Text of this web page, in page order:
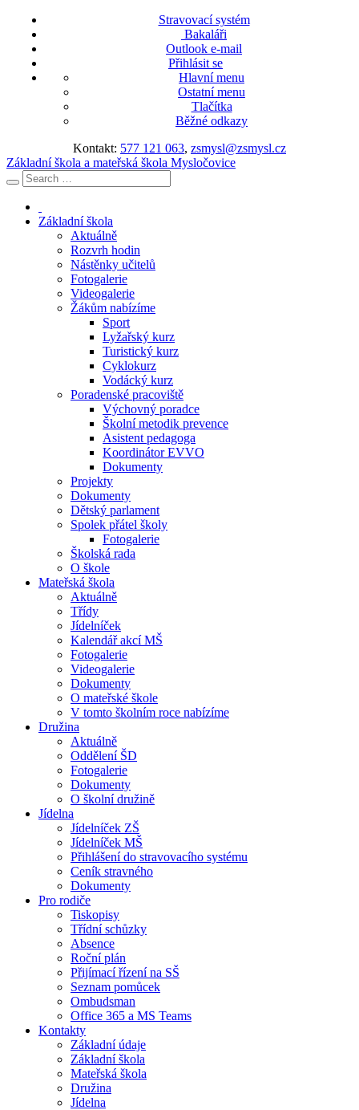
Stravovací systém
Bakaláři
Outlook e-mail
Přihlásit se
Hlavní menu
Ostatní menu
Tlačítka
Běžné odkazy
Kontakt: 577 121 063, zsmysl@zsmysl.cz
Základní škola a mateřská škola Mysločovice
Základní škola
Aktuálně
Rozvrh hodin
Nástěnky učitelů
Fotogalerie
Videogalerie
Žákům nabízíme
Sport
Lyžařský kurz
Turistický kurz
Cyklokurz
Vodácký kurz
Poradenské pracoviště
Výchovný poradce
Školní metodik prevence
Asistent pedagoga
Koordinátor EVVO
Dokumenty
Projekty
Dokumenty
Dětský parlament
Spolek přátel školy
Fotogalerie
Školská rada
O škole
Mateřská škola
Aktuálně
Třídy
Jídelníček
Kalendář akcí MŠ
Fotogalerie
Videogalerie
Dokumenty
O mateřské škole
V tomto školním roce nabízíme
Družina
Aktuálně
Oddělení ŠD
Fotogalerie
Dokumenty
O školní družině
Jídelna
Jídelníček ZŠ
Jídelníček MŠ
Přihlášení do stravovacího systému
Ceník stravného
Dokumenty
Pro rodiče
Tiskopisy
Třídní schůzky
Absence
Roční plán
Přijímací řízení na SŠ
Seznam pomůcek
Ombudsman
Office 365 a MS Teams
Kontakty
Základní údaje
Základní škola
Mateřská škola
Družina
Jídelna